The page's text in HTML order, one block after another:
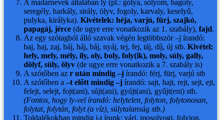
A madárnevek általában ly (pl.: gólya, sólyom, bagoly,
seregély, harkály, sirály, ölyv, fogoly, karvaly, keselyű,
pulyka, királyka). Kivételek: héja, varjú, fürj, szajkó,
papagáj, jérce (de ugye erre vonatkozik az 1. szabály), fajd.
Az egy szótagból álló szavak végén legtöbbször –j írandó:
baj, haj, zaj, báj, háj, báj, nyáj, tej, fej, táj, díj, új stb. Kivétel:
hely, mely, mély, ily, oly, boly, foly(ik), moly, súly, gally,
dölyf, süly, ölyv (de ugye erre vonatkozik a 7. szabály is)
A szótőben az r után mindig –j írandó: férj, fürj, varjú stb
A szótőben a–t előtt mindig –j írandó: sajt, hajt, rejt, sejt, ejt,
felejt, selejt, fojt(ani), sújt(ani), gyújt(ani), gyűjt(eni) stb.
(Fontos, hogy ly-vel írandó: helytelen, folyton, folytonosan,
folytat, folytán, folyt (a víz), súlytalanság stb.)
Toldalékokban mindig j-t írunk: várj, mosolyogj, folyjon,